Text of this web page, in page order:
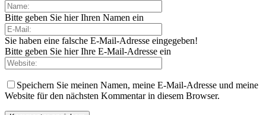
Bitte geben Sie hier Ihren Namen ein
Sie haben eine falsche E-Mail-Adresse eingegeben!
Bitte geben Sie hier Ihre E-Mail-Adresse ein
Speichern Sie meinen Namen, meine E-Mail-Adresse und meine
Website für den nächsten Kommentar in diesem Browser.